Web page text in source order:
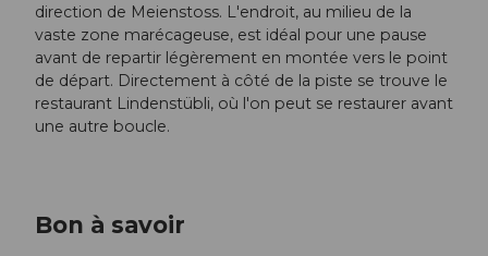
direction de Meienstoss. L'endroit, au milieu de la
vaste zone marécageuse, est idéal pour une pause
avant de repartir légèrement en montée vers le point
de départ. Directement à côté de la piste se trouve le
restaurant Lindenstübli, où l'on peut se restaurer avant
une autre boucle.
Bon à savoir